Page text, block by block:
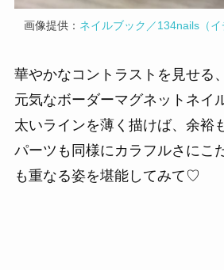
画像提供： ネイルブック／134nails（イ
華やかなコントラストを見せる
元気なボーダーマグネットネイ
太いラインを薄く描けば、余裕
パーツも同様にカラフルさにこ
も重なる姿を堪能してみて♡